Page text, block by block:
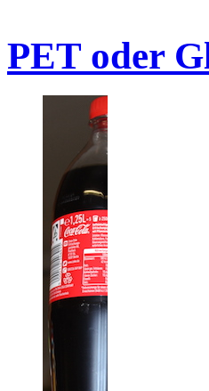
PET oder